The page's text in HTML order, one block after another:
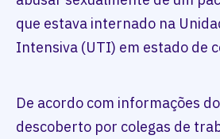
que estava internado na
Intensiva (UTI) em estado de
De acordo com informações
descoberto por colegas de